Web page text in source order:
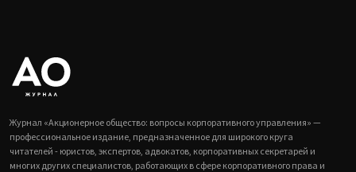
Журнал «Акционерное общество: вопросы корпоративного управления» —
профессиональное издание, предназначенное для широкого круга
читателей - юристов, экспертов, адвокатов, корпоративных секретарей и
многих других специалистов, работающих в сфере корпоративного права и